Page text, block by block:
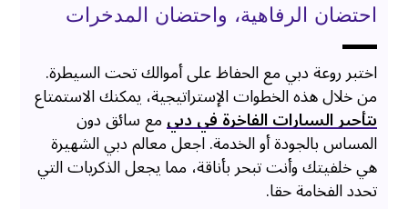
احتضان الرفاهية، واحتضان المدخرات
اختبر روعة دبي مع الحفاظ على أموالك تحت السيطرة.
من خلال هذه الخطوات الإستراتيجية، يمكنك الاستمتاع
بتأجير السيارات الفاخرة في دبيمع سائق دون
المساس بالجودة أو الخدمة. اجعل معالم دبي الشهيرة
هي خلفيتك وأنت تبحر بأناقة، مما يجعل الذكريات التي
تحدد الفخامة حقا.